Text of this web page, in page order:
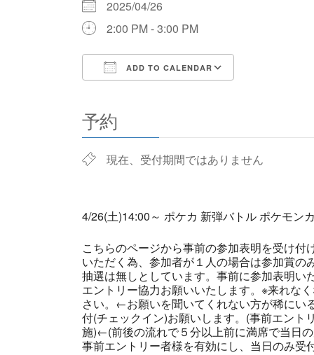
2025/04/26
2:00 PM - 3:00 PM
ADD TO CALENDAR
予約
現在、受付期間ではありません
4/26(土)14:00～ ポケカ 新弾バトル ポケモン
こちらのページから事前の参加表明を受け
いただく為、参加者が１人の場合は参加賞
抽選は無しとしています。事前に参加表明
エントリー協力お願いいたします。※来れな
さい。←お願いを聞いてくれない方が稀にい
付(チェックイン)お願いします。(事前エン
施)←(前後の流れで５分以上前に満席で当日
事前エントリー者様を有効にし、当日のみ受